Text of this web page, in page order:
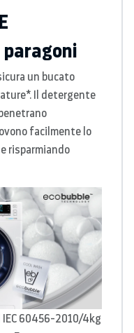
un bucato
Il detergente
facilmente lo
risparmiando
60456-2010/4kg